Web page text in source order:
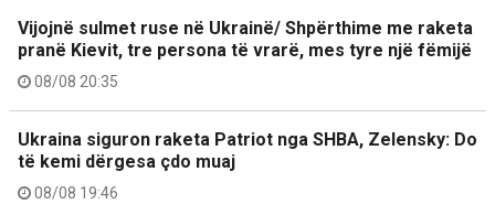
Vijojnë sulmet ruse në Ukrainë/ Shpërthime me raketa
pranë Kievit, tre persona të vrarë, mes tyre një fëmijë
08/08 20:35
Ukraina siguron raketa Patriot nga SHBA, Zelensky: Do
të kemi dërgesa çdo muaj
08/08 19:46